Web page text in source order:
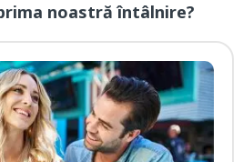
noastră întâlnire?